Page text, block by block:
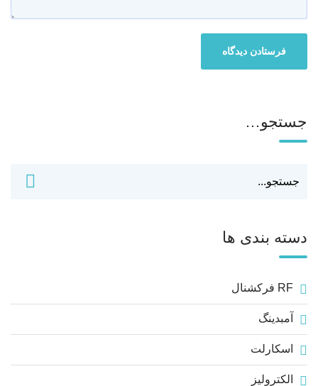
جستجو…
دسته بندی ها
RF فرکشنال
آمبدینگ
اسکارلت
الکترولیز